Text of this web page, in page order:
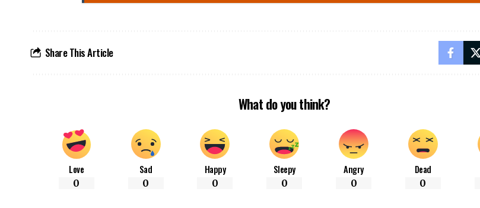
Share This Article
What do you think?
Love
0
Sad
0
Happy
0
Sleepy
0
Angry
0
Dead
0